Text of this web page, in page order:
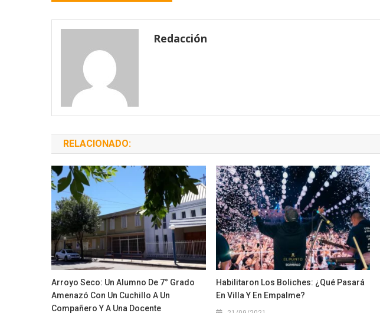
entradas
Redacción
RELACIONADO:
Arroyo Seco: Un Alumno De 7° Grado
Amenazó Con Un Cuchillo A Un
Compañero Y A Una Docente
Habilitaron Los Boliches: ¿qué Pasará
En Villa Y En Empalme?